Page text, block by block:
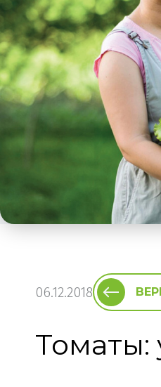
06.12.2018
Томаты: